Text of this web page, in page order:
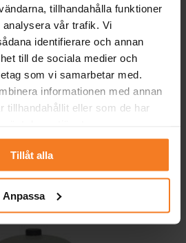
tillhandahålla funktioner
vår trafik. Vi
identifierare och annan
till de sociala medier och
som vi samarbetar med.
informationen med annan
tillhandahållit eller som de har
Tillåt alla
Anpassa